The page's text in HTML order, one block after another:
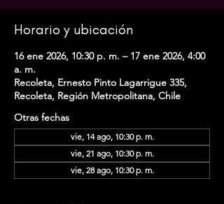
Horario y ubicación
16 ene 2026, 10:30 p. m. – 17 ene 2026, 4:00
a. m.
Recoleta, Ernesto Pinto Lagarrigue 335,
Recoleta, Región Metropolitana, Chile
Otras fechas
vie, 14 ago, 10:30 p. m.
vie, 21 ago, 10:30 p. m.
vie, 28 ago, 10:30 p. m.